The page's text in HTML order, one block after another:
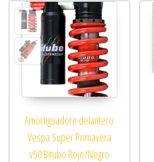
Amortiguadore delantero
Vespa Super Primavera
v50 Bitubo Rojo/Negro